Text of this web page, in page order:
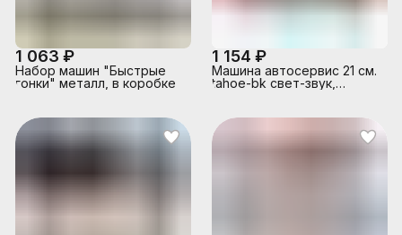
1 063 ₽
Набор машин "Быстрые
гонки" металл, в коробке
1 154 ₽
Машина автосервис 21 см.
tahoe-bk свет-звук,